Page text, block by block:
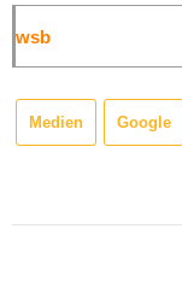
wsb
Medien Google